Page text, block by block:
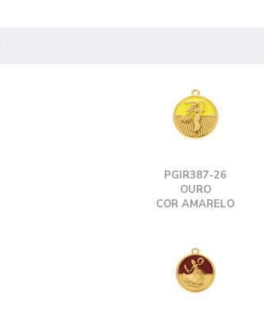
PGIR387-26
OURO
COR AMARELO